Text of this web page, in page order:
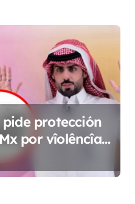
protección
por vîolêncîa
de Masad
de La Casa de